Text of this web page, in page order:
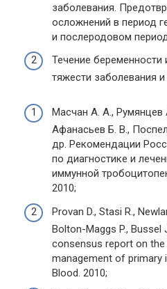
заболевания.
осложнений в период
и послеродовом
Течение беременности
тяжести заболевания
Масчан А. А., Румянцев
Афанасьев Б. В.,
др. Рекомендации
по диагностике и
иммунной
2010;
Provan D., Stasi R.,
Bolton-Maggs P., Bussel
consensus report on
management of primary
Blood. 2010;